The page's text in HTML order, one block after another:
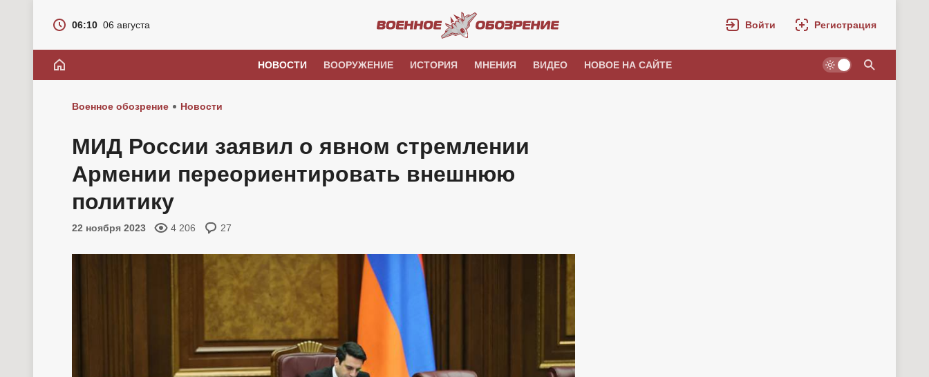
06:10 06 августа Войти Регистрация
НОВОСТИ ВООРУЖЕНИЕ ИСТОРИЯ МНЕНИЯ ВИДЕО НОВОЕ НА САЙТЕ
Военное обозрение Новости
МИД России заявил о явном стремлении
Армении переориентировать внешнюю
политику
22 ноября 2023 4 206 27